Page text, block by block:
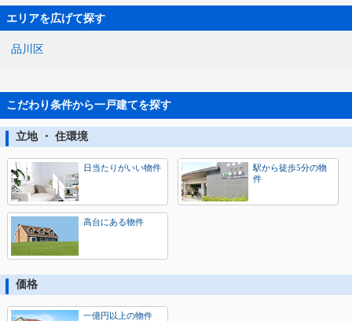
エリアを広げて探す
品川区
こだわり条件から一戸建てを探す
立地 ・ 住環境
日当たりがいい物件
駅から徒歩5分の物
件
高台にある物件
価格
一億円以上の物件